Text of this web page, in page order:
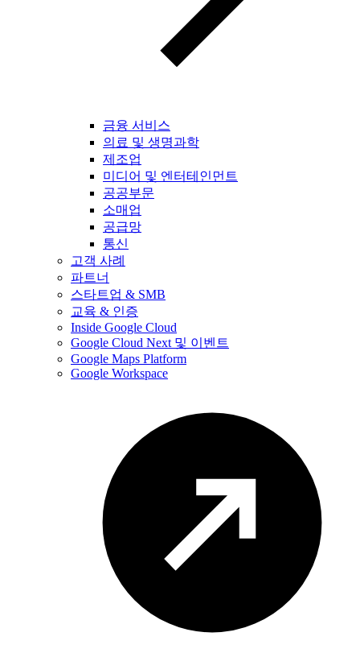
금융 서비스
의료 및 생명과학
제조업
미디어 및 엔터테인먼트
공공부문
소매업
공급망
통신
고객 사례
파트너
스타트업 & SMB
교육 & 인증
Inside Google Cloud
Google Cloud Next 및 이벤트
Google Maps Platform
Google Workspace